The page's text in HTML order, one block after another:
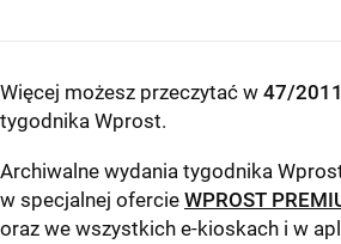
Więcej możesz przeczytać w 47/
tygodnika Wprost.
Archiwalne wydania tygodnika
w specjalnej ofercie WPROST
oraz we wszystkich e-kioskach i w